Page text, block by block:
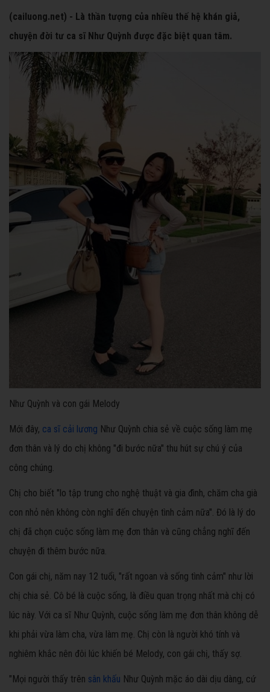
(cailuong.net) - Là thần tượng của nhiều thế hệ khán giả,
chuyện đời tư ca sĩ Như Quỳnh được đặc biệt quan tâm.
Như Quỳnh và con gái Melody
Mới đây, ca sĩ cải lương Như Quỳnh chia sẻ về cuộc sống làm mẹ
đơn thân và lý do chị không "đi bước nữa" thu hút sự chú ý của
công chúng.
Chị cho biết "lo tập trung cho nghệ thuật và gia đình, chăm cha già
con nhỏ nên không còn nghĩ đến chuyện tình cảm nữa". Đó là lý do
chị đã chọn cuộc sống làm mẹ đơn thân và cũng chẳng nghĩ đến
chuyện đi thêm bước nữa.
Con gái chị, năm nay 12 tuổi, "rất ngoan và sống tình cảm" như lời
chị chia sẻ. Cô bé là cuộc sống, là điều quan trọng nhất mà chị có
lúc này. Với ca sĩ Như Quỳnh, cuộc sống làm mẹ đơn thân không dễ
khi phải vừa làm cha, vừa làm mẹ. Chị còn là người khó tính và
nghiêm khắc nên đôi lúc khiến bé Melody, con gái chị, thấy sợ.
"Mọi người thấy trên sân khấu Như Quỳnh mặc áo dài dịu dàng, cứ